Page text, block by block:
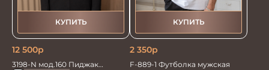
КУПИТЬ
12 500р
3198-N мод.160 Пиджак
КУПИТЬ
2 350р
F-889-1 Футболка мужская